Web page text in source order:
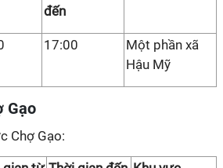
đến
17:00
Một phần xã
Hậu Mỹ
Gạo
Chợ Gạo: